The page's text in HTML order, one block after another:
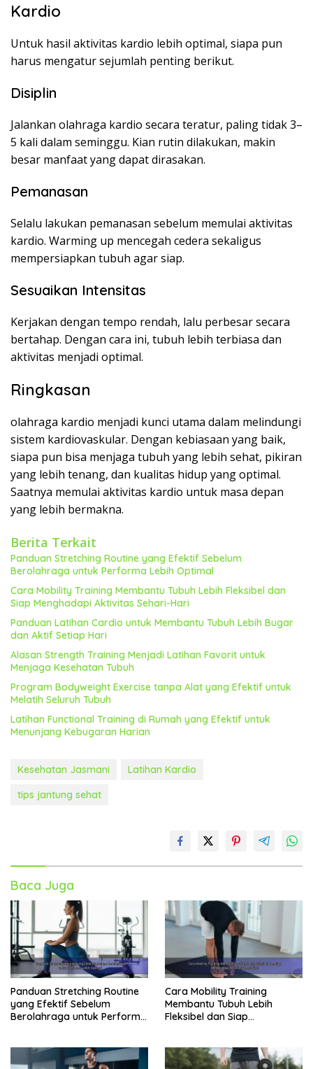
Kardio
Untuk hasil aktivitas kardio lebih optimal, siapa pun
harus mengatur sejumlah penting berikut.
Disiplin
Jalankan olahraga kardio secara teratur, paling tidak 3–
5 kali dalam seminggu. Kian rutin dilakukan, makin
besar manfaat yang dapat dirasakan.
Pemanasan
Selalu lakukan pemanasan sebelum memulai aktivitas
kardio. Warming up mencegah cedera sekaligus
mempersiapkan tubuh agar siap.
Sesuaikan Intensitas
Kerjakan dengan tempo rendah, lalu perbesar secara
bertahap. Dengan cara ini, tubuh lebih terbiasa dan
aktivitas menjadi optimal.
Ringkasan
olahraga kardio menjadi kunci utama dalam melindungi
sistem kardiovaskular. Dengan kebiasaan yang baik,
siapa pun bisa menjaga tubuh yang lebih sehat, pikiran
yang lebih tenang, dan kualitas hidup yang optimal.
Saatnya memulai aktivitas kardio untuk masa depan
yang lebih bermakna.
Berita Terkait
Panduan Stretching Routine yang Efektif Sebelum
Berolahraga untuk Performa Lebih Optimal
Cara Mobility Training Membantu Tubuh Lebih Fleksibel dan
Siap Menghadapi Aktivitas Sehari-Hari
Panduan Latihan Cardio untuk Membantu Tubuh Lebih Bugar
dan Aktif Setiap Hari
Alasan Strength Training Menjadi Latihan Favorit untuk
Menjaga Kesehatan Tubuh
Program Bodyweight Exercise tanpa Alat yang Efektif untuk
Melatih Seluruh Tubuh
Latihan Functional Training di Rumah yang Efektif untuk
Menunjang Kebugaran Harian
Kesehatan Jasmani
Latihan Kardio
tips jantung sehat
Baca Juga
Panduan Stretching Routine
yang Efektif Sebelum
Berolahraga untuk Performa
Cara Mobility Training
Membantu Tubuh Lebih
Fleksibel dan Siap